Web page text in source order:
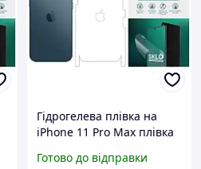
Гідрогелева плівка на
iPhone 11 Pro Max плівка
телефона та на бічні
Готово до відправки